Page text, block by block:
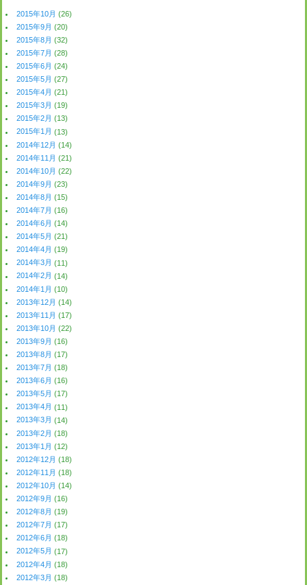
2015年10月 (26)
2015年9月 (20)
2015年8月 (32)
2015年7月 (28)
2015年6月 (24)
2015年5月 (27)
2015年4月 (21)
2015年3月 (19)
2015年2月 (13)
2015年1月 (13)
2014年12月 (14)
2014年11月 (21)
2014年10月 (22)
2014年9月 (23)
2014年8月 (15)
2014年7月 (16)
2014年6月 (14)
2014年5月 (21)
2014年4月 (19)
2014年3月 (11)
2014年2月 (14)
2014年1月 (10)
2013年12月 (14)
2013年11月 (17)
2013年10月 (22)
2013年9月 (16)
2013年8月 (17)
2013年7月 (18)
2013年6月 (16)
2013年5月 (17)
2013年4月 (11)
2013年3月 (14)
2013年2月 (18)
2013年1月 (12)
2012年12月 (18)
2012年11月 (18)
2012年10月 (14)
2012年9月 (16)
2012年8月 (19)
2012年7月 (17)
2012年6月 (18)
2012年5月 (17)
2012年4月 (18)
2012年3月 (18)